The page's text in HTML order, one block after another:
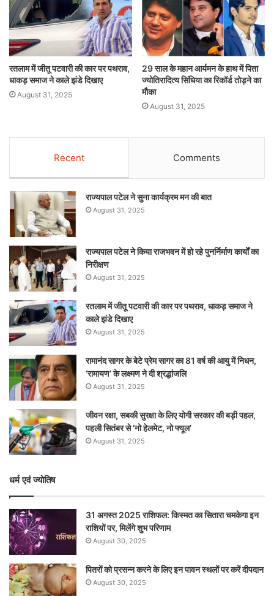
रतलाम में जीतू पटवारी की कार पर पथराव,
धाकड़ समाज ने काले झंडे दिखाए
August 31, 2025
29 साल के महान आर्यमन के हाथ में पिता
ज्योतिरादित्य सिंधिया का रिकॉर्ड तोड़ने का
मौका
August 31, 2025
Recent Comments
राज्यपाल पटेल ने सुना कार्यक्रम मन की बात
August 31, 2025
राज्यपाल पटेल ने किया राजभवन में हो रहे पुनर्निर्माण कार्यों का
निरीक्षण
August 31, 2025
रतलाम में जीतू पटवारी की कार पर पथराव, धाकड़ समाज ने
काले झंडे दिखाए
August 31, 2025
रामानंद सागर के बेटे प्रेम सागर का 81 वर्ष की आयु में निधन,
‘रामायण’ के लक्ष्मण ने दी श्रद्धांजलि
August 31, 2025
जीवन रक्षा, सबकी सुरक्षा के लिए योगी सरकार की बड़ी पहल,
पहली सितंबर से ‘नो हेलमेट, नो फ्यूल’
August 31, 2025
धर्म एवं ज्योतिष
31 अगस्त 2025 राशिफल: किस्मत का सितारा चमकेगा इन
राशियों पर, मिलेंगे शुभ परिणाम
August 30, 2025
पितरों को प्रसन्न करने के लिए इन पावन स्थलों पर करें दीपदान
August 30, 2025